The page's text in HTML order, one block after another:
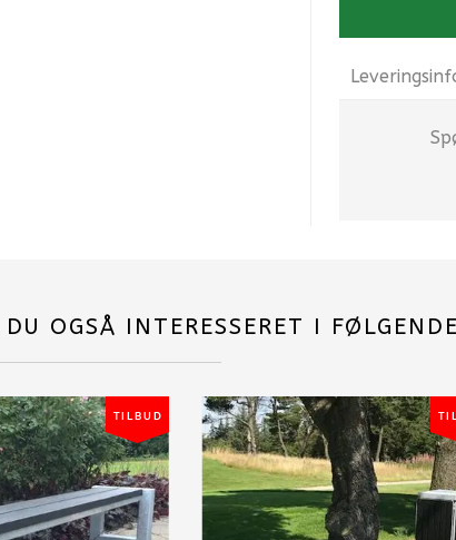
DU OGSÅ INTERESSERET I